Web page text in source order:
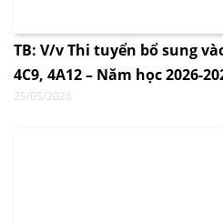
TB: V/v Thi tuyển bổ sung
4C9, 4A12 – Năm học 2026-
25/05/2026